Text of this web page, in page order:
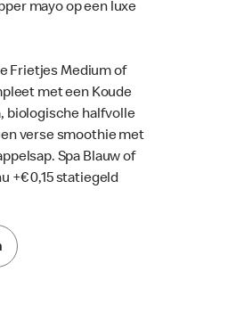
mayo op een luxe
Frietjes Medium of
met een Koude
biologische halfvolle
verse smoothie met
Spa Blauw of
+€ 0,15 statiegeld